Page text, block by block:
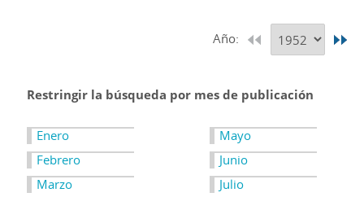
Año:
Restringir la búsqueda por mes de publicación
Enero
Febrero
Marzo
Mayo
Junio
Julio